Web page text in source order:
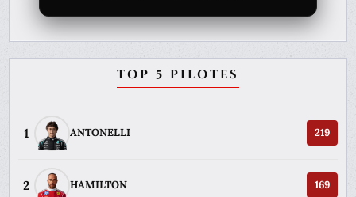
TOP 5 PILOTES
1 ANTONELLI 219
2 HAMILTON 169